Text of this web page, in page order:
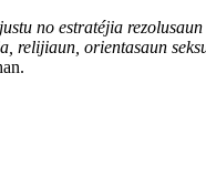
no estratéjia
relijiaun, orientasaun